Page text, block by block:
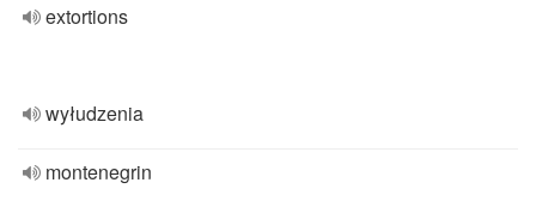
extortions
wyłudzenia
montenegrin